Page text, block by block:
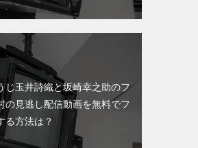
じ玉井詩織と坂崎幸之助のフ
の見逃し配信動画を無料でフ
る方法は？